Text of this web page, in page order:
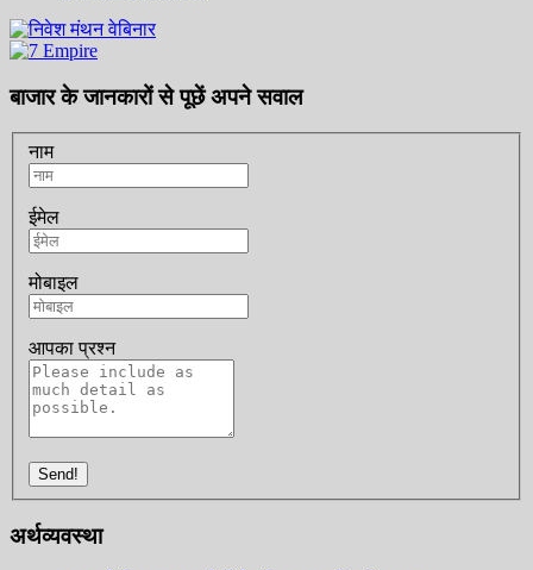
बाजार के जानकारों से पूछें अपने सवाल
नाम
ईमेल
मोबाइल
आपका प्रश्न
Send!
अर्थव्यवस्था